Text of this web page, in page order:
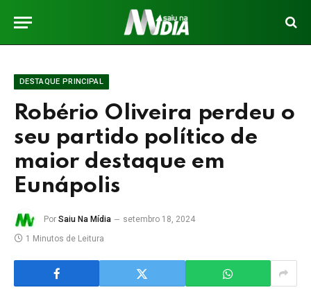
DESTAQUE PRINCIPAL
Robério Oliveira perdeu o
seu partido político de
maior destaque em
Eunápolis
Por Saiu Na Mídia
setembro 18, 2024
1 Minutos de Leitura